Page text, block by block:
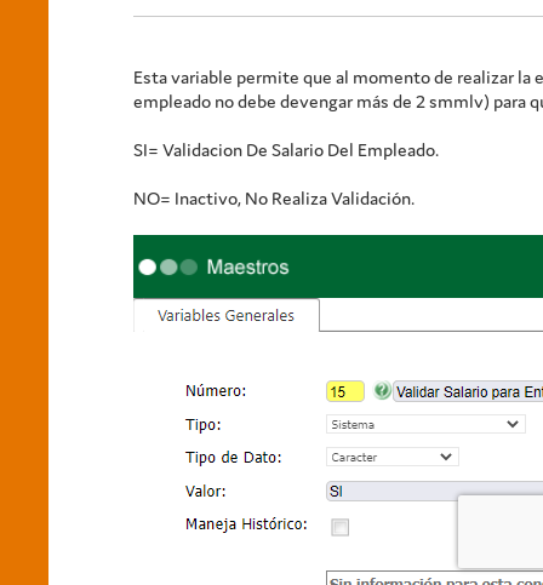
Esta variable permite que al momento de realizar
empleado no debe devengar más de 2 smmlv) para
SI= Validacion De Salario Del Empleado.
NO= Inactivo, No Realiza Validación.